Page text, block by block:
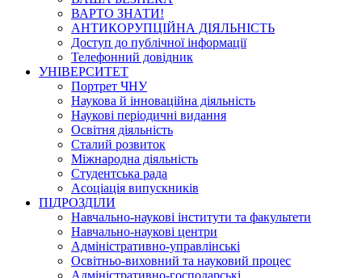
ВАРТО ЗНАТИ!
АНТИКОРУПЦІЙНА ДІЯЛЬНІСТЬ
Доступ до публічної інформації
Телефонний довідник
УНІВЕРСИТЕТ
Портрет ЧНУ
Наукова й інноваційна діяльність
Наукові періодичні видання
Освітня діяльність
Сталий розвиток
Міжнародна діяльність
Студентська рада
Асоціація випускників
ПІДРОЗДІЛИ
Навчально-наукові інститути та факультети
Навчально-наукові центри
Адміністративно-управлінські
Освітньо-виховний та науковий процес
Адміністративно-господарські